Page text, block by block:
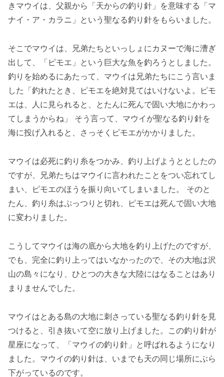
きマウイは、父親から「天からの釣り針」を意味する「マ
ナイ・ア・カラニ」という聖なる釣り針をもらいました。
そこでマウイは、兄弟たちといっしょにカヌーで海に漕ぎ
出して、「ピモエ」という巨大な魚を釣ろうとしました。
釣りを始めるにあたって、マウイは兄弟たちにこう言いま
した「釣れたとき、ピモエを絶対見てはいけないよ。ピモ
エは、人に見られると、とたんに死んで固い大地にかわっ
てしまうからね」 そう言って、マウイが聖なる釣り針を
海に投げ入れると、さっそくピモエがかかりました。
マウイは必死に釣り糸をつかみ、釣り上げようととしたの
ですが、兄弟たちはマウイに言われたことをつい忘れてし
まい、ピモエのほうを振り向いてしまいました。 そのと
たん、釣り糸はぷっつりと切れ、ピモエは死んで固い大地
に変わりました。
こうしてマウイは海の底から大地を釣り上げたのですが、
でも、完全に釣り上ってはいなかったので、その大地は沢
山の島々になり、ひとつの大きな大陸にはなることはあり
まりませんでした。
マウイはとある島の大地に刺さっている聖なる釣り針を見
つけると、引き抜いて空に放り上げました。この釣り針が
星座になって、「マウイの釣り針」と呼ばれるようになり
ました。マウイの釣り針は、いまでも天の同じ場所にぶら
下がっているのです。